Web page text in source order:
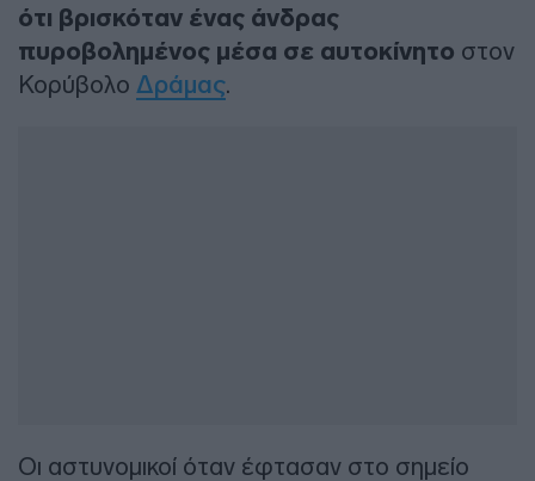
ότι βρισκόταν ένας άνδρας
πυροβολημένος μέσα σε αυτοκίνητο στον
Κορύβολο Δράμας.
Οι αστυνομικοί όταν έφτασαν στο σημείο